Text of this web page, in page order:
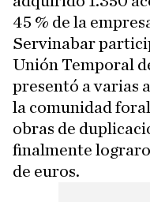
45 % de la
Servinabar
Unión Temporal
presentó a varias
la comunidad
obras de
finalmente
de euros.